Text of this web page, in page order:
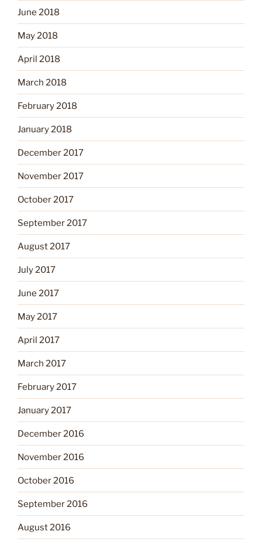
June 2018
May 2018
April 2018
March 2018
February 2018
January 2018
December 2017
November 2017
October 2017
September 2017
August 2017
July 2017
June 2017
May 2017
April 2017
March 2017
February 2017
January 2017
December 2016
November 2016
October 2016
September 2016
August 2016